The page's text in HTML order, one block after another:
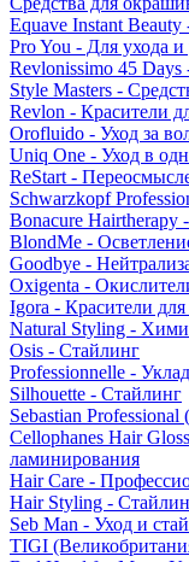
Equave Instant
Pro You - Для ухода
Revlonissimo 45
Style Masters -
Revlon - Красители
Orofluido - Уход за
Uniq One - Уход в
ReStart -
Schwarzkopf
Bonacure Hairtherapy
BlondMe -
Goodbye -
Oxigenta -
Igora - Красители для
Natural Styling -
Osis - Стайлинг
Professionnelle -
Silhouette - Стайлинг
Sebastian
Cellophanes Hair
ламинирования
Hair Care -
Hair Styling -
Seb Man - Уход и
TIGI